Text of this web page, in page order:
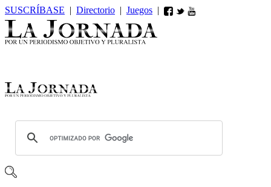
SUSCRÍBASE | Directorio | Juegos |